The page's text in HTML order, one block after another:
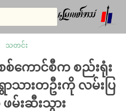
သတင်း
ကောင်စီက စည်းရုံး
ာသားတဦးကို လမ်းပြ
ဖမ်းဆီးသွား